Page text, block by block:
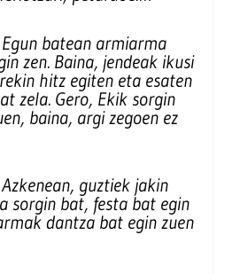
armiarma
zen. Baina, jendeak ikusi
hitz egiten eta esaten
zela. Gero, Ekik sorgin
baina, argi zegoen ez
guztiek jakin
sorgin bat, festa bat egin
dantza bat egin zuen